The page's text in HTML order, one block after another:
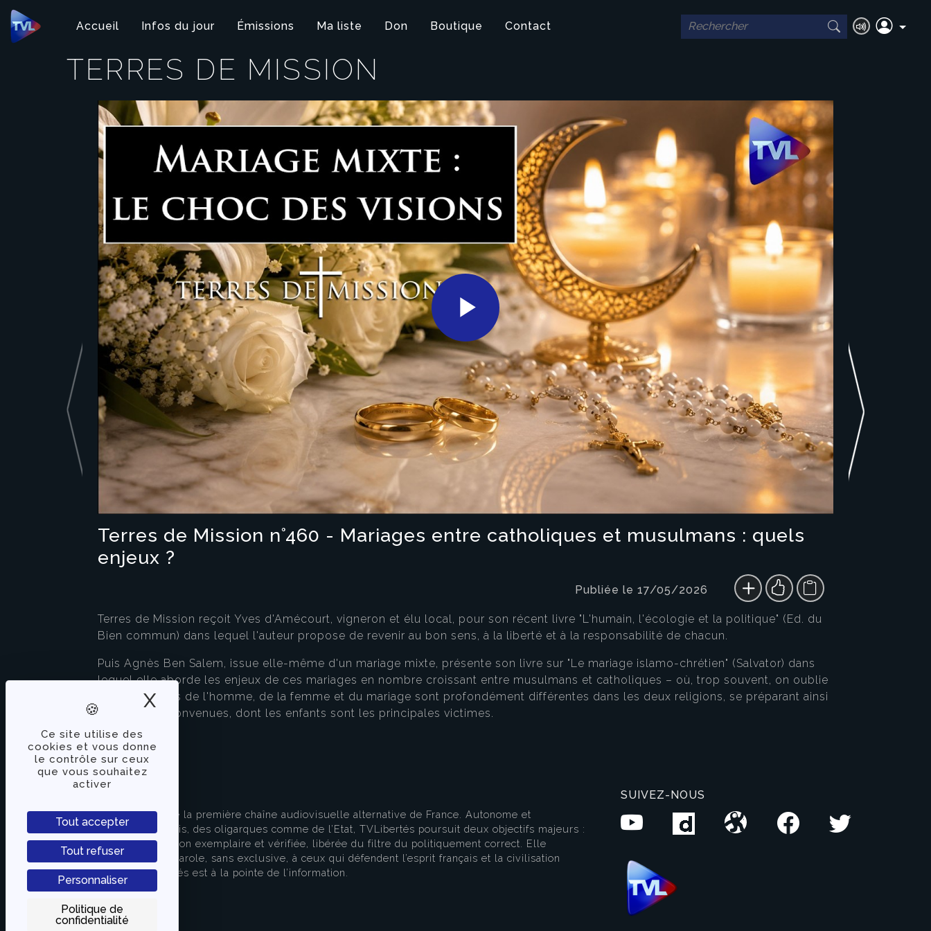
Panneau de gestion des cookies
Ce site utilise des
cookies et vous donne
le contrôle sur ceux
que vous souhaitez
activer
Tout accepter
Tout refuser
Personnaliser
Politique de
confidentialité
X Masquer le bandeau des cookies
Accueil Infos du jour Émissions Ma liste Don Boutique Contact
TERRES DE MISSION
Play
Video
Terres de Mission n°460 - Mariages entre catholiques et musulmans : quels
enjeux ?
Publiée le 17/05/2026
Terres de Mission reçoit Yves d'Amécourt, vigneron et élu local, pour son récent livre "L'humain, l'écologie et la politique" (Ed. du
Bien commun) dans lequel l'auteur propose de revenir au bon sens, à la liberté et à la responsabilité de chacun.
Puis Agnès Ben Salem, issue elle-même d'un mariage mixte, présente son livre sur "Le mariage islamo-chrétien" (Salvator) dans
lequel elle aborde les enjeux de ces mariages en nombre croissant entre musulmans et catholiques – où, trop souvent, on oublie
que les visions de l'homme, de la femme et du mariage sont profondément différentes dans les deux religions, se préparant ainsi
d'amères déconvenues, dont les enfants sont les principales victimes.
TVLibertés représente la première chaîne audiovisuelle alternative de France. Autonome et
indépendante des partis, des oligarques comme de l’Etat, TVLibertés poursuit deux objectifs majeurs :
apporter une information exemplaire et vérifiée, libérée du filtre du politiquement correct. Elle
s’attache à donner la parole, sans exclusive, à ceux qui défendent l’esprit français et la civilisation
européenne. TVLibertés est à la pointe de l’information.
SUIVEZ-NOUS